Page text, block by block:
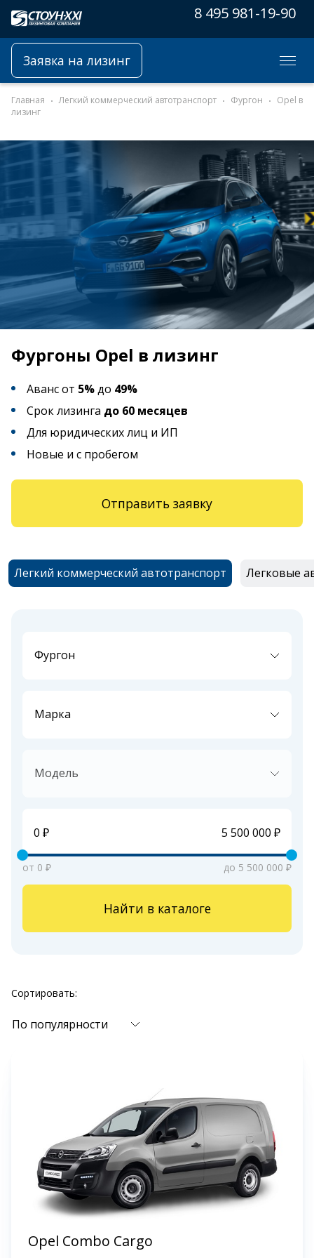
8 495 981-19-90
Заявка на лизинг
Главная Легкий коммерческий автотранспорт Фургон
Opel в
лизинг
Фургоны Opel в лизинг
Аванс от 5%до 49%
Срок лизинга до 60 месяцев
Для юридических лиц и ИП
Новые и с пробегом
Отправить заявку
Легкий коммерческий автотранспорт Легковые
Фургон
Марка
Модель
от 0 ₽ до 5 500 000 ₽
Найти в каталоге
Сортировать:
По популярности
Opel Combo Cargo